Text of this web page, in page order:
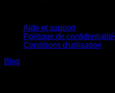
Aide et support
Politique de confidentialité
Conditions d'utilisation
Blog